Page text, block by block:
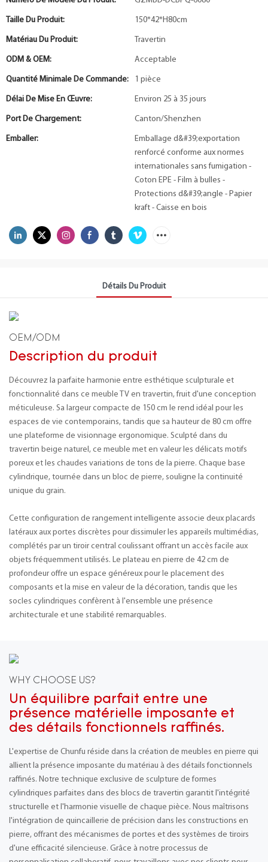
Taille Du Produit: 150*42*H80cm
Matériau Du Produit: Travertin
ODM & OEM: Acceptable
Quantité Minimale De Commande: 1 pièce
Délai De Mise En Œuvre: Environ 25 à 35 jours
Port De Chargement: Canton/Shenzhen
Emballer:
Emballage d&#39;exportation
renforcé conforme aux normes
internationales sans fumigation -
Coton EPE - Film à bulles -
Protections d&#39;angle - Papier
kraft - Caisse en bois
Détails Du Produit
OEM/ODM
Description du produit
Découvrez la parfaite harmonie entre esthétique sculpturale et
fonctionnalité dans ce meuble TV en travertin, fruit d'une conception
méticuleuse. Sa largeur compacte de 150 cm le rend idéal pour les
espaces de vie contemporains, tandis que sa hauteur de 80 cm offre
une plateforme de visionnage ergonomique. Sculpté dans du
travertin beige naturel, ce meuble met en valeur les délicats motifs
poreux et les chaudes variations de tons de la pierre. Chaque base
cylindrique, tournée dans un bloc de pierre, souligne la continuité
unique du grain.
Cette configuration de rangement intelligente associe deux placards
latéraux aux portes discrètes pour dissimuler les appareils multimédias,
complétés par un tiroir central coulissant offrant un accès facile aux
objets fréquemment utilisés. Le plateau en pierre de 42 cm de
profondeur offre un espace généreux pour le placement des
composants et la mise en valeur de la décoration, tandis que les
socles cylindriques confèrent à l'ensemble une présence
architecturale et une stabilité remarquables.
WHY CHOOSE US?
Un équilibre parfait entre une
présence matérielle imposante et
des détails fonctionnels raffinés.
L'expertise de Chunfu réside dans la création de meubles en pierre qui
allient la présence imposante du matériau à des détails fonctionnels
raffinés. Notre technique exclusive de sculpture de formes
cylindriques parfaites dans des blocs de travertin garantit l'intégrité
structurelle et l'harmonie visuelle de chaque pièce. Nous maîtrisons
l'intégration de quincaillerie de précision dans les constructions en
pierre, offrant des mécanismes de portes et des systèmes de tiroirs
d'une efficacité silencieuse. Grâce à notre processus de